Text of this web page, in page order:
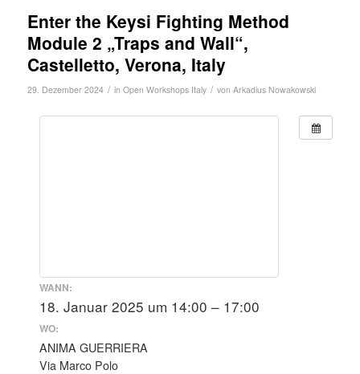
Enter the Keysi Fighting Method
Module 2 „Traps and Wall“,
Castelletto, Verona, Italy
29. Dezember 2024 / in Open Workshops Italy / von Arkadius Nowakowski
WANN:
18. Januar 2025 um 14:00 – 17:00
WO:
ANIMA GUERRIERA
Via Marco Polo